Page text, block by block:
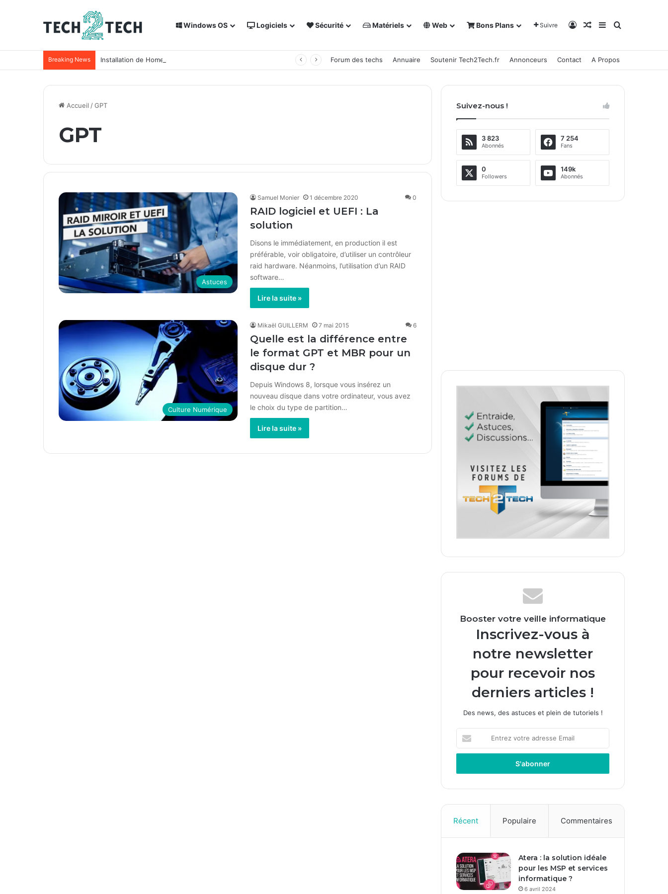
Windows OS Logiciels Sécurité Matériels Web Bons Plans Suivre Connexion
Article Aléatoire
Sidebar (barre
Rechercher
Breaking News Installation de Home Assistant sur un NAS Synology Forum des techs Annuaire Soutenir Tech2Tech.fr Annonceurs Contact A Propos
Accueil /GPT
GPT
Astuces
Samuel Monier 1 décembre 2020 0
RAID logiciel et UEFI : La
solution
Disons le immédiatement, en production il est
préférable, voir obligatoire, d’utiliser un contrôleur
raid hardware. Néanmoins, l’utilisation d’un RAID
software…
Lire la suite »
Culture Numérique
Mikaël GUILLERM 7 mai 2015 6
Quelle est la différence entre
le format GPT et MBR pour un
disque dur ?
Depuis Windows 8, lorsque vous insérez un
nouveau disque dans votre ordinateur, vous avez
le choix du type de partition…
Lire la suite »
Suivez-nous !
3 823
Abonnés
7 254
Fans
0
Followers
149k
Abonnés
Booster votre veille informatique
Inscrivez-vous à
notre newsletter
pour recevoir nos
derniers articles !
Des news, des astuces et plein de tutoriels !
t
e
o
t
e
d
r
e
s
Récent Populaire Commentaires
Atera : la solution idéale
pour les MSP et services
informatique ?
6 avril 2024